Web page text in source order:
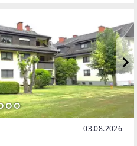
03.08.2026